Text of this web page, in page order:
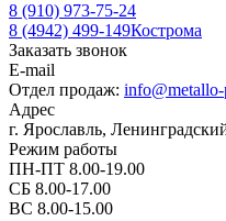
8 (910) 973-75-24
8 (4942) 499-149Кострома
Заказать звонок
E-mail
Отдел продаж:
Адрес
г. Ярославль,
Режим работы
ПН-ПТ 8.00-19.00
СБ 8.00-17.00
ВС 8.00-15.00